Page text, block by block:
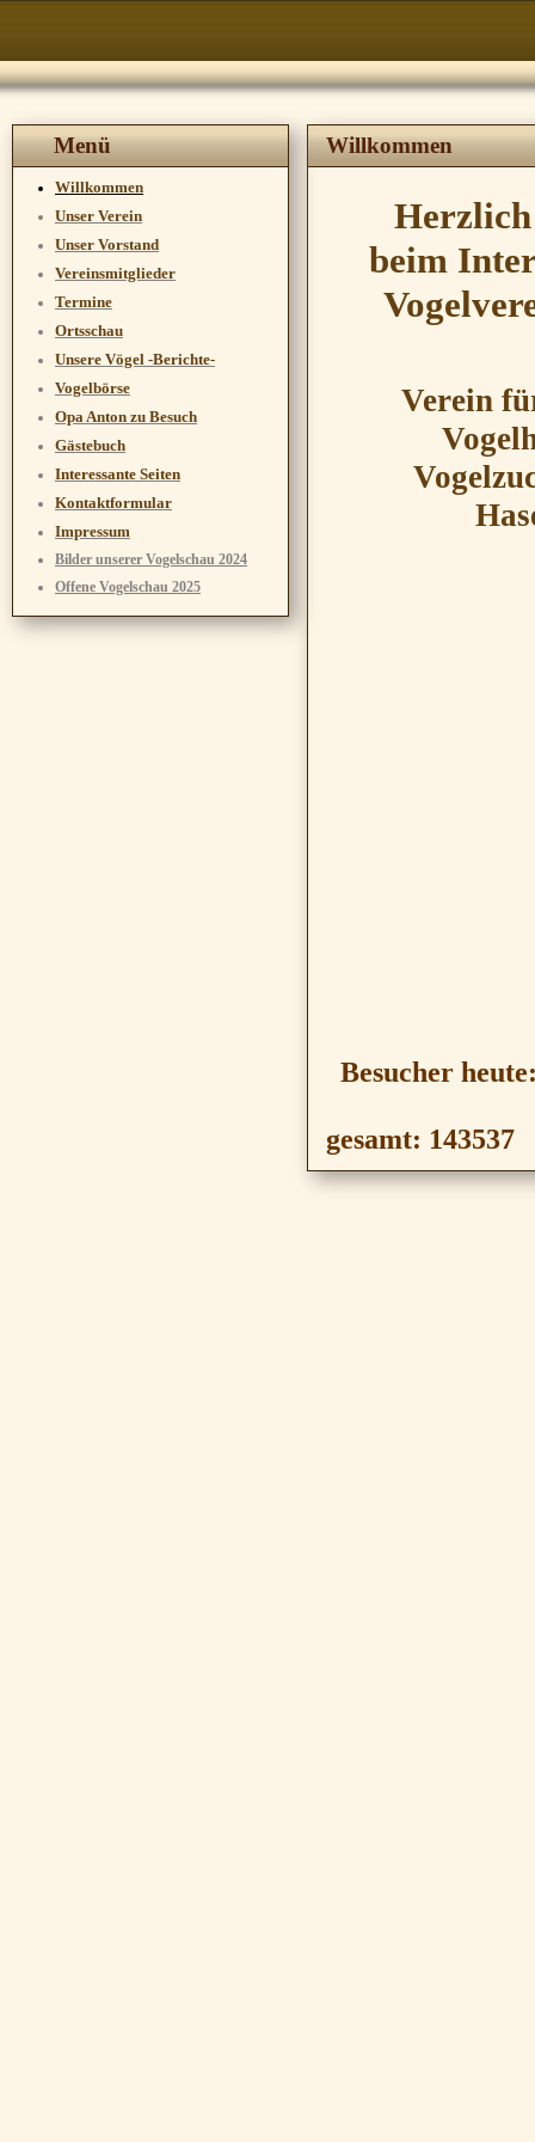
Menü
Willkommen
Unser Verein
Unser Vorstand
Vereinsmitglieder
Termine
Ortsschau
Unsere Vögel -Berichte-
Vogelbörse
Opa Anton zu Besuch
Gästebuch
Interessante Seiten
Kontaktformular
Impressum
Bilder unserer Vogelschau 2024
Offene Vogelschau 2025
Willkommen
beim
Verein
Besucher
gesamt: 143537